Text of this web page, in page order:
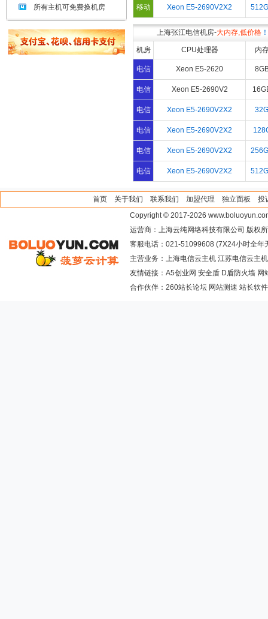
北京北创华鼎科技有限公司
南京绿加硒生物医药有限公司
山东博丰竹柳育苗繁殖基地
成都高师文化艺术培训学校
所有主机可免费换机房
移动 Xeon E5-2690V2X2
上海张江电信机房-大内存,低价格 ！
机房 CPU处理器 内
电信 Xeon E5-2620
电信 Xeon E5-2690V2
电信 Xeon E5-2690V2X2 32G
电信 Xeon E5-2690V2X2
电信 Xeon E5-2690V2X2
电信 Xeon E5-2690V2X2
首页 关于我们 联系我们 加盟代理 独立面板
投
Copyright © 2017-2026
运营商：上海云纯网络科技有限公司 版权
客服电话：021-51099608 (7X24小时全年
主营业务：上海电信云主机 江苏电信云
友情链接： A5创业网 安全盾 D盾防火墙 网
合作伙伴： 260站长论坛 网站测速 站长软件